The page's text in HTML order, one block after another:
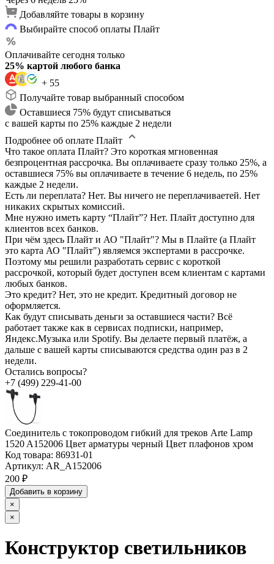
Добавляйте товары в корзину
Выбирайте способ оплаты Плайт
Оплачивайте сегодня только
25% картой любого банка
+ 55
Получайте товар выбранный способом
Оставшиеся 75% будут списываться
с вашей карты по 25% каждые 2 недели
Подробнее об оплате Плайт
Что такое оплата Плайт? Это короткая мгновенная
безпроцентная рассрочка. Вы оплачиваете сразу только 25%, а
оставшиеся 75% вы оплачиваете в течение 6 недель, по 25%
каждые 2 недели.
Есть ли переплата? Нет. Вы ничего не переплачиваетей. Нет
никаких скрытых комиссий.
Мне нужно иметь карту “Плайт”? Нет. Плайт доступно для
клиентов всех банков.
При чём здесь Плайт и АО "Плайт"? Мы в Плайте (а Плайт
это карта АО "Плайт") являемся экспертами в рассрочке.
Поэтому мы решили разработать сервис с короткой
рассрочкой, который будет доступен всем клиентам с картами
любых банков.
Это кредит? Нет, это не кредит. Кредитный договор не
оформляется.
Как будут списывать деньги за оставшиеся части? Всё
работает также как в сервисах подписки, например,
Яндекс.Музыка или Spotify. Вы делаете первый платёж, а
дальше с вашей карты списываются средства один раз в 2
недели.
Остались вопросы?
+7 (499) 229-41-00
Соединитель с токопроводом гибкий для треков Arte Lamp
1520 A152006 Цвет арматуры черный Цвет плафонов хром
Код товара: 86931-01
Артикул: AR_A152006
200 ₽
Добавить в корзину
×
×
Конструктор светильников